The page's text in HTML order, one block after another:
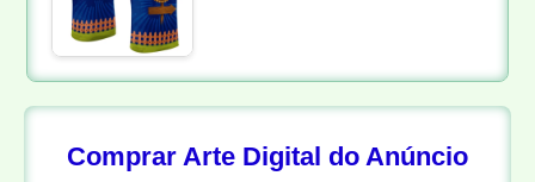
Comprar Arte Digital do Anúncio